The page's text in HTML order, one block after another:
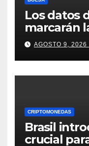
Los datos
marcarán
de la
AGOSTO 9, 2026
CRIPTOMONEDAS
Brasil
crucial